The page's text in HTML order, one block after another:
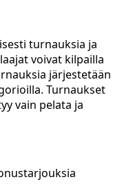
turnauksia ja
voivat kilpailla
järjestetään
Turnaukset
vain pelata ja